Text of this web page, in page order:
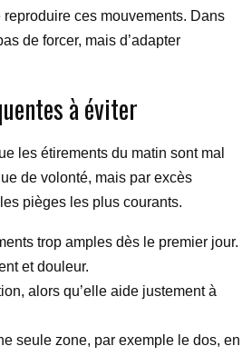
ces mouvements. Dans
de forcer, mais d’adapter
à éviter
les étirements du matin sont mal
de volonté, mais par excès
pièges les plus courants.
trop amples dès le premier jour.
et douleur.
alors qu’elle aide justement à
seule zone, par exemple le dos, en